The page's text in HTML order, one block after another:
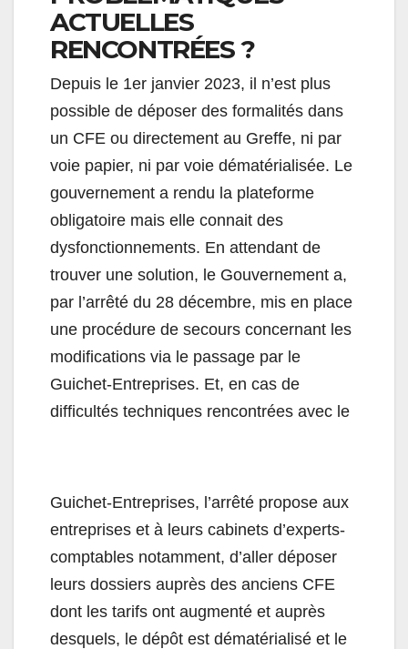
ACTUELLES
RENCONTRÉES ?
Depuis le 1er janvier 2023, il n’est plus
possible de déposer des formalités dans
un CFE ou directement au Greffe, ni par
voie papier, ni par voie dématérialisée. Le
gouvernement a rendu la plateforme
obligatoire mais elle connait des
dysfonctionnements. En attendant de
trouver une solution, le Gouvernement a,
par l’arrêté du 28 décembre, mis en place
une procédure de secours concernant les
modifications via le passage par le
Guichet-Entreprises. Et, en cas de
difficultés techniques rencontrées avec le
Guichet-Entreprises, l’arrêté propose aux
entreprises et à leurs cabinets d’experts-
comptables notamment, d’aller déposer
leurs dossiers auprès des anciens CFE
dont les tarifs ont augmenté et auprès
desquels, le dépôt est dématérialisé et le